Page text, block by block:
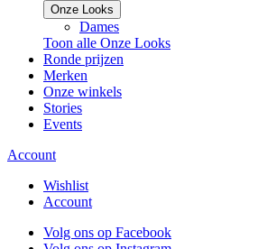
Onze Looks
Dames
Toon alle Onze Looks
Ronde prijzen
Merken
Onze winkels
Stories
Events
Account
Wishlist
Account
Volg ons op Facebook